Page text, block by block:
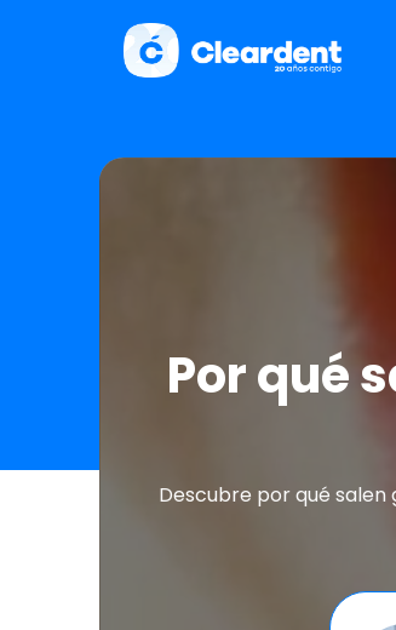
Por qué
Descubre por qué salen